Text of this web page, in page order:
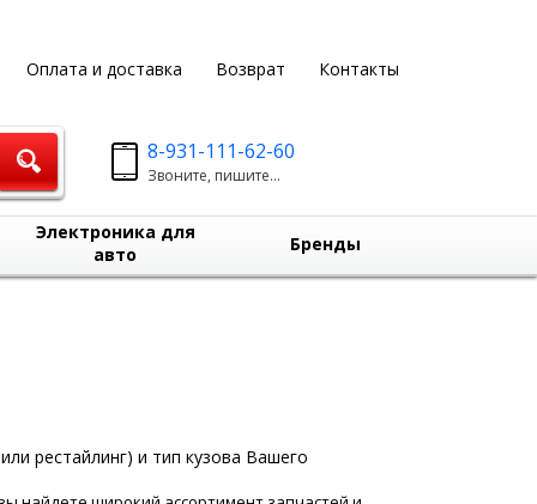
Оплата и доставка Возврат Контакты
8-931-111-62-60
Звоните, пишите...
Электроника для
авто
Бренды
рестайлинг) и тип кузова Вашего